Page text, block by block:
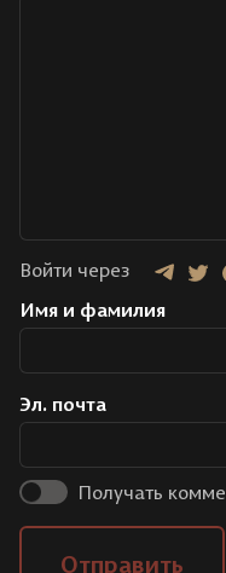
Войти через
Имя и фамилия
Эл. почта
Получать
Отправить